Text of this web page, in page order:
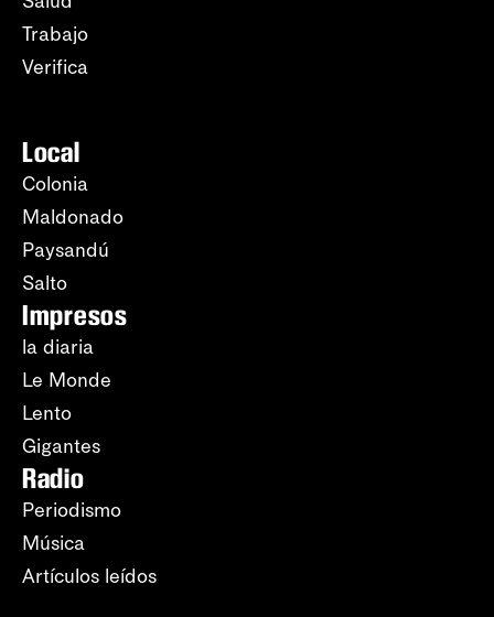
Trabajo
Verifica
Local
Colonia
Maldonado
Paysandú
Salto
Impresos
la diaria
Le Monde
Lento
Gigantes
Radio
Periodismo
Música
Artículos leídos